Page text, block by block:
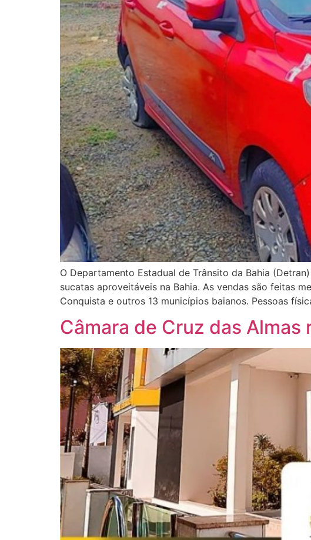
O Departamento Estadual de Trânsito da Bahia
sucatas aproveitáveis na Bahia. As vendas são feitas
Conquista e outros 13 municípios baianos. Pessoas
Câmara de Cruz das